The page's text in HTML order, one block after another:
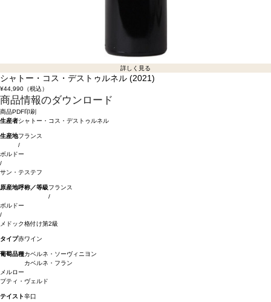
詳しく見る
シャトー・コス・デストゥルネル (2021)
¥44,990（税込）
商品情報のダウンロード
商品PDF印刷
生産者シャトー・コス・デストゥルネル
生産地フランス
/
ボルドー
/
サン・テステフ
原産地呼称／等級フランス
/
ボルドー
/
メドック格付け第2級
タイプ赤ワイン
葡萄品種カベルネ・ソーヴィニヨン
カベルネ・フラン
メルロー
プティ・ヴェルド
テイスト辛口